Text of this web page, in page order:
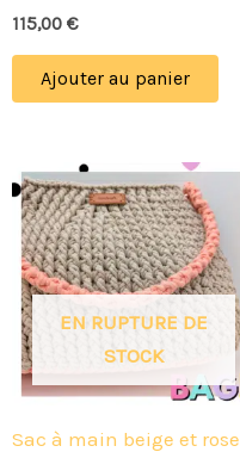
115,00 €
Ajouter au panier
EN RUPTURE DE
STOCK
Sac à main beige et rose